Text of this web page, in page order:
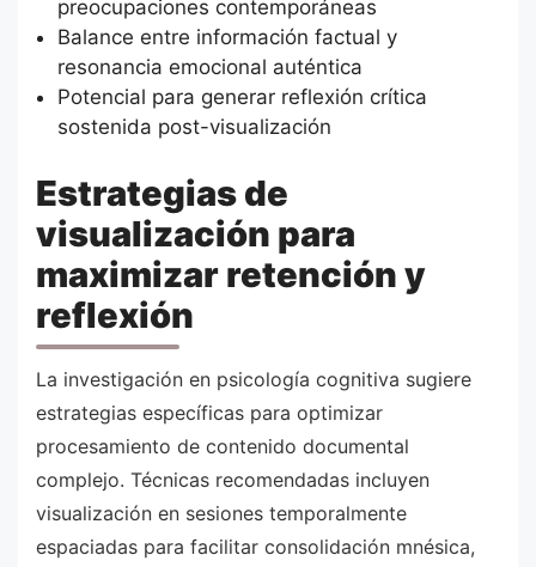
preocupaciones contemporáneas
Balance entre información factual y
resonancia emocional auténtica
Potencial para generar reflexión crítica
sostenida post-visualización
Estrategias de
visualización para
maximizar retención y
reflexión
La investigación en psicología cognitiva sugiere
estrategias específicas para optimizar
procesamiento de contenido documental
complejo. Técnicas recomendadas incluyen
visualización en sesiones temporalmente
espaciadas para facilitar consolidación mnésica,